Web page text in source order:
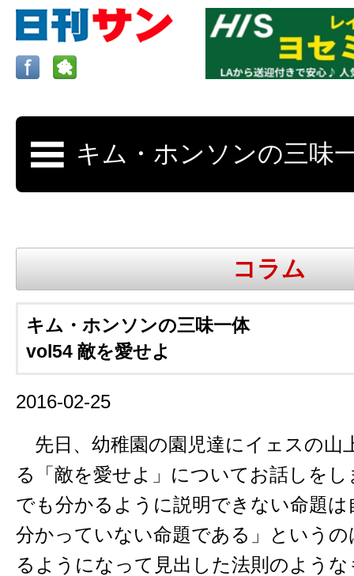
ロサンゼルスの求人、クラシファイド、地元情報など
日刊サンはロサンゼルスの日本語新
更新、求人、クラシファイドは毎週木
コラム
キム・ホンソンの三味一体
vol54 敵を愛せよ
2016-02-25
先日、幼稚園の園児達にイェスの山
る「敵を愛せよ」についてお話しを
でも分かるように説明できない命題
分かっていない命題である」という
るようになって見出した法則のよう